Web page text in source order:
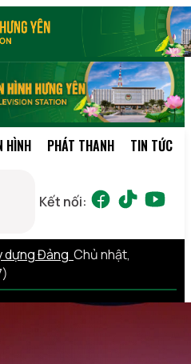
HÌNH PHÁT THANH TIN TỨC
Kết nối:
dựng Đảng Chủ nhật,